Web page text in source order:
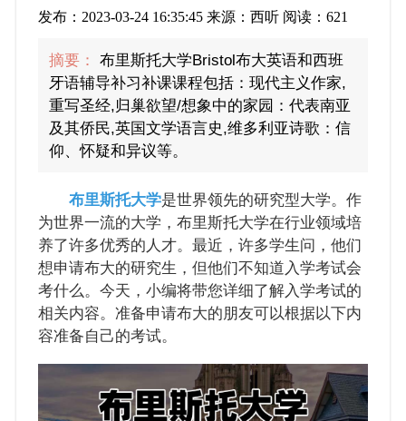
发布：2023-03-24 16:35:45 来源：西听 阅读：621
摘要：
布里斯托大学Bristol布大英语和西班
牙语辅导补习补课课程包括：现代主义作家,
重写圣经,归巢欲望/想象中的家园：代表南亚
及其侨民,英国文学语言史,维多利亚诗歌：信
仰、怀疑和异议等。
布里斯托大学是世界领先的研究型大学。作
为世界一流的大学，布里斯托大学在行业领域培
养了许多优秀的人才。最近，许多学生问，他们
想申请布大的研究生，但他们不知道入学考试会
考什么。今天，小编将带您详细了解入学考试的
相关内容。准备申请布大的朋友可以根据以下内
容准备自己的考试。